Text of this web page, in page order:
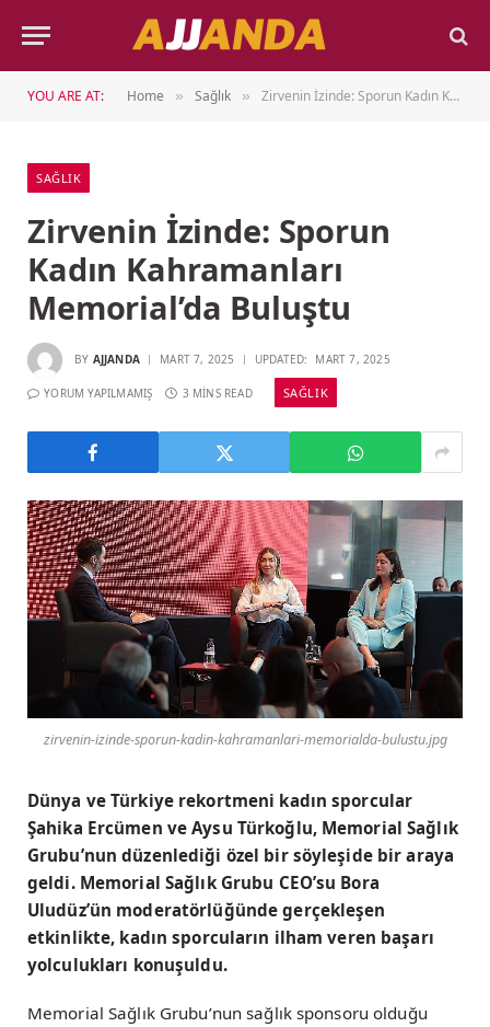
YOU ARE AT: Home » Sağlık » Zirvenin İzinde: Sporun Kadın Kahramanları Memorial’da Buluştu
SAĞLIK
Zirvenin İzinde: Sporun
Kadın Kahramanları
Memorial’da Buluştu
BY AJJANDA MART 7, 2025 UPDATED: MART 7, 2025
YORUM YAPILMAMIŞ 3 MINS READ SAĞLIK
zirvenin-izinde-sporun-kadin-kahramanlari-memorialda-bulustu.jpg
Dünya ve Türkiye rekortmeni kadın sporcular
Şahika Ercümen ve Aysu Türkoğlu, Memorial Sağlık
Grubu’nun düzenlediği özel bir söyleşide bir araya
geldi. Memorial Sağlık Grubu CEO’su Bora
Uludüz’ün moderatörlüğünde gerçekleşen
etkinlikte, kadın sporcuların ilham veren başarı
yolculukları konuşuldu.
Memorial Sağlık Grubu’nun sağlık sponsoru olduğu